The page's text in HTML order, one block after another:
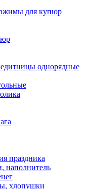
для купюр
однорядные
праздника
наполнитель
хлопушки